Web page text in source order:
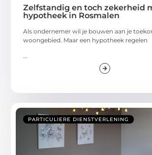
Zelfstandig en toch zekerheid
hypotheek in Rosmalen
Als ondernemer wil je bouwen aan je
woongebied. Maar een hypotheek regelen
...
PARTICULIERE DIENSTVERLENING